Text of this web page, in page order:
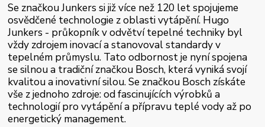
Se značkou Junkers si již více než 120 let spojujeme
osvědčené technologie z oblasti vytápění. Hugo
Junkers - průkopník v odvětví tepelné techniky byl
vždy zdrojem inovací a stanovoval standardy v
tepelném průmyslu. Tato odbornost je nyní spojena
se silnou a tradiční značkou Bosch, která vyniká svojí
kvalitou a inovativní silou. Se značkou Bosch získáte
vše z jednoho zdroje: od fascinujících výrobků a
technologií pro vytápění a přípravu teplé vody až po
energetický management.